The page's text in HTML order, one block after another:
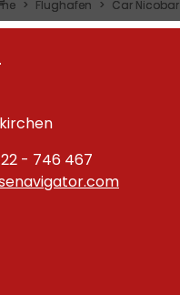
Flughafen Car Nicobar
- 746 467